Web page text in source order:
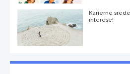
Karierne
interese!